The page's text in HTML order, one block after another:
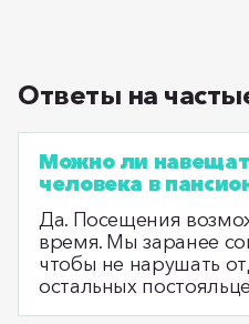
Ответы на
Можно ли
человека в
Да. Посещения
время. Мы заранее
чтобы не нарушать
остальных